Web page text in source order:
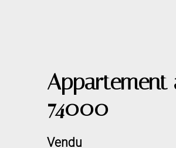
Appartement
74000
Vendu